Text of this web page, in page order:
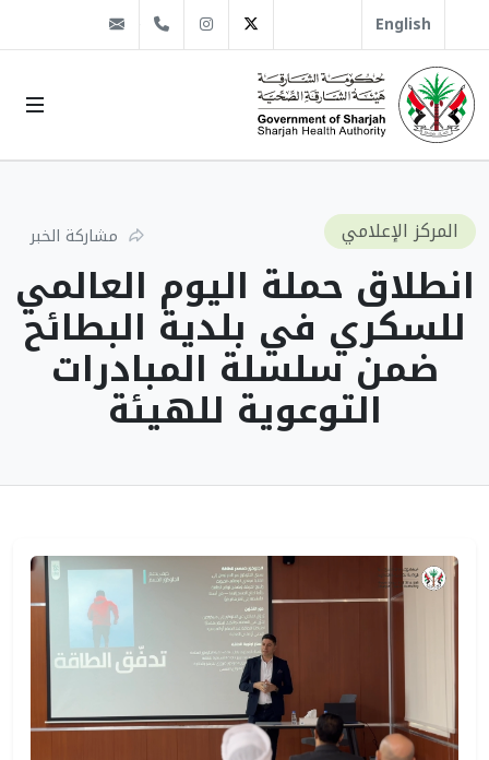
English
Twitter
Instagram
1666 509 6 971+
المركز الإعلامي مشاركة الخبر
انطلاق حملة اليوم العالمي
للسكري في بلدية البطائح
ضمن سلسلة المبادرات
التوعوية للهيئة